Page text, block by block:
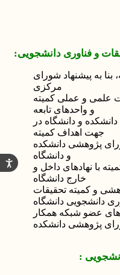
و فناوری دانشجویی:
به پیشنهاد شورای
مرکزی
علمی و عملی کمیته
و واحدهای تابعه
دانشکده و دانشگاه در
جهت اهداف کمیته
پژوهشی دانشکده
و دانشگاه
با نهادهای داخل و
خارج دانشگاه
و کمیته تحقیقات
دانشجویی دانشگاه
عضو شبکه همکار
پژوهشی دانشکده
: